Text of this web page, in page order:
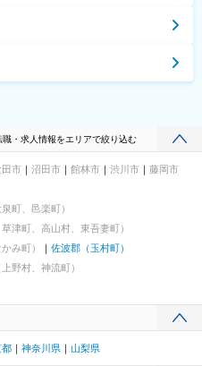
・求人情報をエリアで絞り込む
田市 沼田市 館林市 渋川市
藤岡市
町、邑楽町）
津町、高山村、東吾妻町）
み町）
佐波郡（玉村町）
野村、神流町）
都 神奈川県 山梨県